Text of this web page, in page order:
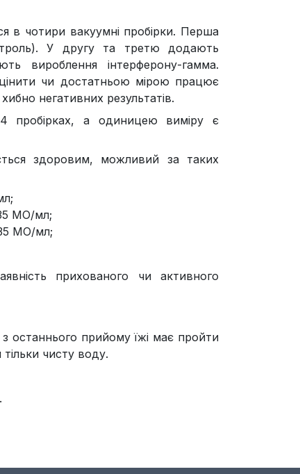
в чотири вакуумні пробірки. Перша
У другу та третю додають
вироблення інтерферону-гамма.
чи достатньою мірою працює
негативних результатів.
4 пробірках, а одиницею виміру є
здоровим, можливий за таких
МО/мл;
МО/мл;
прихованого чи активного
останнього прийому їжі має пройти
чисту воду.